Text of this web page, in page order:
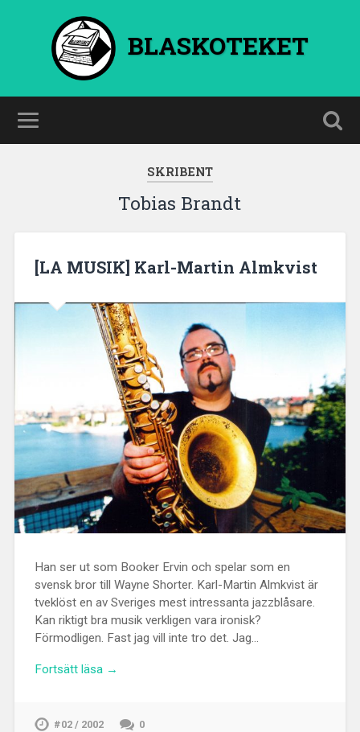
BLASKOTEKET
SKRIBENT
Tobias Brandt
[LA MUSIK] Karl-Martin Almkvist
Han ser ut som Booker Ervin och spelar som en
svensk bror till Wayne Shorter. Karl-Martin Almkvist är
tveklöst en av Sveriges mest intressanta jazzblåsare.
Kan riktigt bra musik verkligen vara ironisk?
Förmodligen. Fast jag vill inte tro det. Jag…
Fortsätt läsa →
#02 / 2002 0